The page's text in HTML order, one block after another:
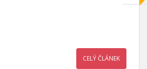
CELÝ ČLÁNEK